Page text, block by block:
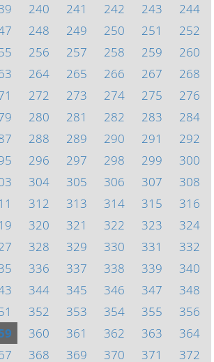
240 241 242 243
244
248 249 250 251
252
256 257 258 259
260
264 265 266 267
268
272 273 274 275
276
280 281 282 283
284
288 289 290 291
292
296 297 298 299
300
304 305 306 307
308
312 313 314 315
316
320 321 322 323
324
328 329 330 331
332
336 337 338 339
340
344 345 346 347
348
352 353 354 355
356
360 361 362 363
364
368 369 370 371 372